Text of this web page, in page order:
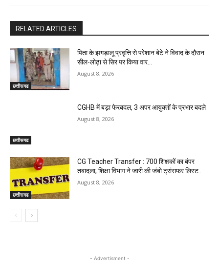
RELATED ARTICLES
छत्तीसगढ
पिता के झगड़ालू प्रवृत्ति से परेशान बेटे ने विवाद के दौरान
सील-लोढ़ा से सिर पर किया वार…
August 8, 2026
छत्तीसगढ
CGHB में बड़ा फेरबदल, 3 अपर आयुक्तों के प्रभार बदले
August 8, 2026
छत्तीसगढ
CG Teacher Transfer : 700 शिक्षकों का बंपर
तबादला, शिक्षा विभाग ने जारी की जंबो ट्रांसफर लिस्ट..
August 8, 2026
- Advertisment -